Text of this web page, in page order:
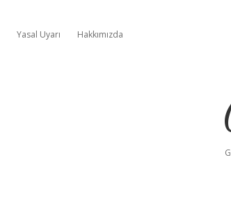
Yasal Uyarı Hakkımızda